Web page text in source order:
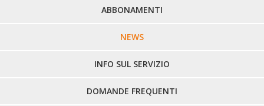
PERCORSI URBANI IN BIELLA
LINEE URBANE VERCELLI
LINEE EXTRAURBANE
ABBONAMENTI
NEWS
INFO SUL SERVIZIO
DOMANDE FREQUENTI